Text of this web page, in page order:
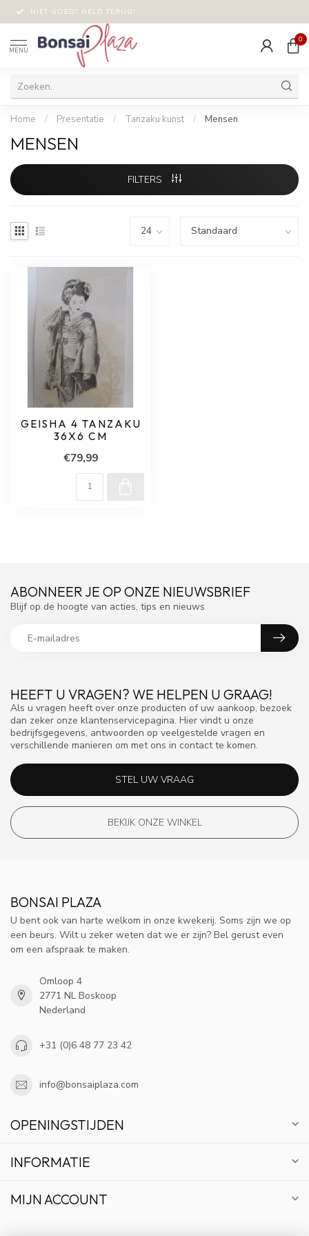
NIET GOED? GELD TERUG!
MENU
0
Home / Presentatie / Tanzaku kunst / Mensen
MENSEN
FILTERS
GEISHA 4 TANZAKU
36X6 CM
€79,99
HEEFT U VRAGEN? WE HELPEN U GRAAG!
Als u vragen heeft over onze producten of uw aankoop, bezoek
dan zeker onze klantenservicepagina. Hier vindt u onze
bedrijfsgegevens, antwoorden op veelgestelde vragen en
verschillende manieren om met ons in contact te komen.
STEL UW VRAAG
BEKIJK ONZE WINKEL
ABONNEER JE OP ONZE NIEUWSBRIEF
Blijf op de hoogte van acties, tips en nieuws
BONSAI PLAZA
U bent ook van harte welkom in onze kwekerij. Soms zijn we op
een beurs. Wilt u zeker weten dat we er zijn? Bel gerust even
om een afspraak te maken.
Omloop 4
2771 NL Boskoop
Nederland
+31 (0)6 48 77 23 42
info@bonsaiplaza.com
OPENINGSTIJDEN
INFORMATIE
MIJN ACCOUNT